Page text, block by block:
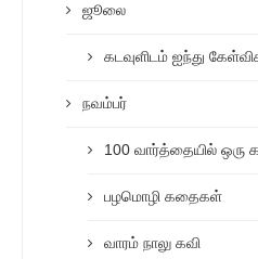
ஜூலை
கடவுளிடம் ஐந்து
நவம்பர்
100 வார்த்தையில் ஒரு
பழமொழி கதைகள்
வாரம் நாலு கவி